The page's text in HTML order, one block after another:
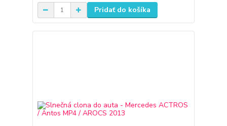
Pridať do košíka